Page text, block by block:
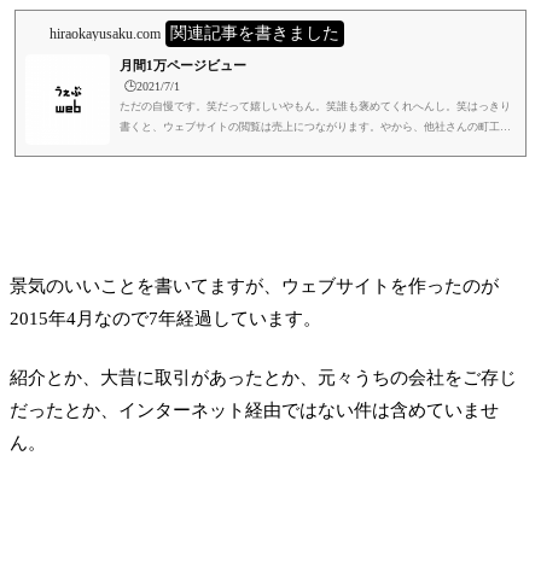
hiraokayusaku.com 関連記事を書きました
月間1万ページビュー
🕒️2021/7/1
ただの自慢です。笑だって嬉しいやもん。笑誰も褒めてくれへんし。笑はっきり
書くと、ウェブサイトの閲覧は売上につながります。やから、他社さんの町工場
景気のいいことを書いてますが、ウェブサイトを作ったのが
2015年4月なので7年経過しています。
紹介とか、大昔に取引があったとか、元々うちの会社をご存じ
だったとか、インターネット経由ではない件は含めていませ
ん。